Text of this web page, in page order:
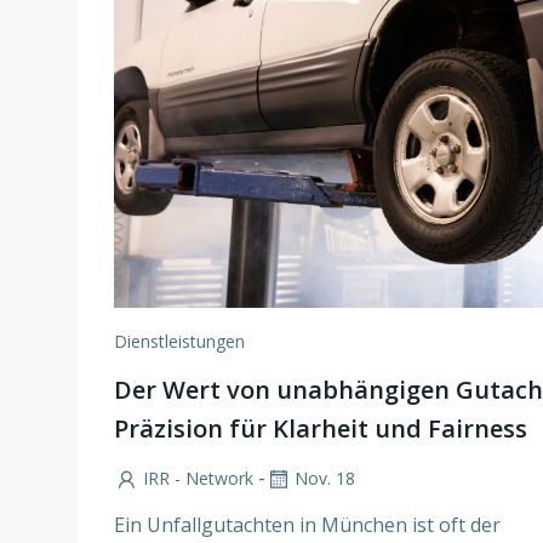
Dienstleistungen
Der Wert von unabhängigen
Präzision für Klarheit und Fairness
IRR - Network - Nov. 18
Ein Unfallgutachten in München ist oft der